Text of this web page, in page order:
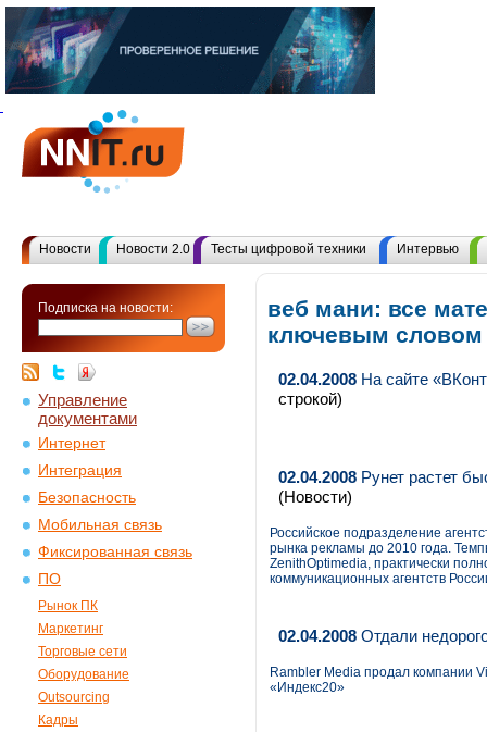
Новости Новости 2.0 Тесты цифровой техники Интервью
Подписка на новости:
Управление
документами
Интернет
Интеграция
Безопасность
Мобильная связь
Фиксированная связь
ПО
Рынок ПК
Маркетинг
Торговые сети
Оборудование
Outsourcing
Кадры
веб мани: все
ключевым словом
02.04.2008 На сайте
строкой)
02.04.2008 Рунет растет
(Новости)
Российское подразделение
рынка рекламы до 2010 года.
ZenithOptimedia, практически
коммуникационных агентств
02.04.2008 Отдали
Rambler Media продал компании
«Индекс20»